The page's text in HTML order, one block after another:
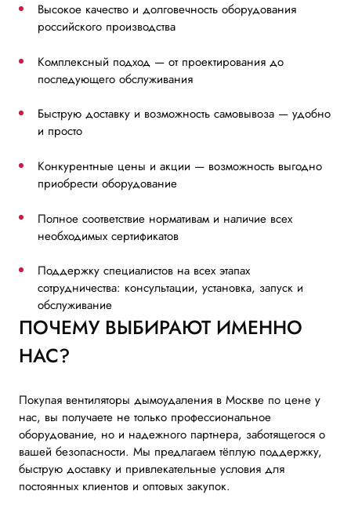
Высокое качество и долговечность оборудования
российского производства
Комплексный подход — от проектирования до
последующего обслуживания
Быструю доставку и возможность самовывоза — удобно
и просто
Конкурентные цены и акции — возможность выгодно
приобрести оборудование
Полное соответствие нормативам и наличие всех
необходимых сертификатов
Поддержку специалистов на всех этапах
сотрудничества: консультации, установка, запуск и
обслуживание
ПОЧЕМУ ВЫБИРАЮТ ИМЕННО
НАС?
Покупая вентиляторы дымоудаления в Москве по цене у
нас, вы получаете не только профессиональное
оборудование, но и надежного партнера, заботящегося о
вашей безопасности. Мы предлагаем тёплую поддержку,
быструю доставку и привлекательные условия для
постоянных клиентов и оптовых закупок.